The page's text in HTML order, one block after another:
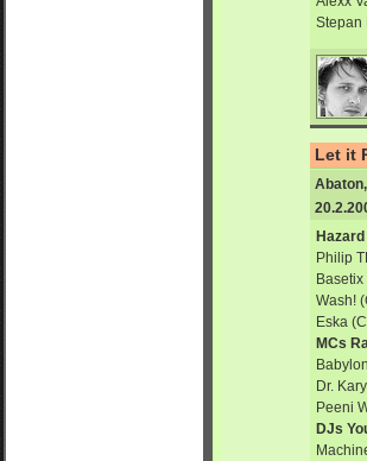
Stepan
Let it
Hazard
Philip
Wash!
Eska
MCs
Dr. Kary
Peeni
DJs